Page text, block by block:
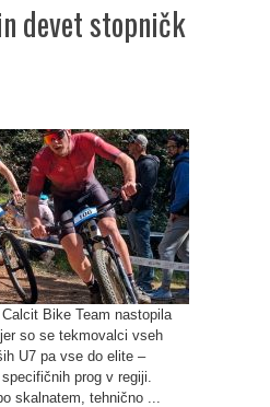
devet stopničk
Bike Team nastopila
so se tekmovalci vseh
U7 pa vse do elite –
prog v regiji.
skalnatem, tehnično ...